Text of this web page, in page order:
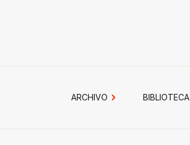
ARCHIVO BIBLIOTECA